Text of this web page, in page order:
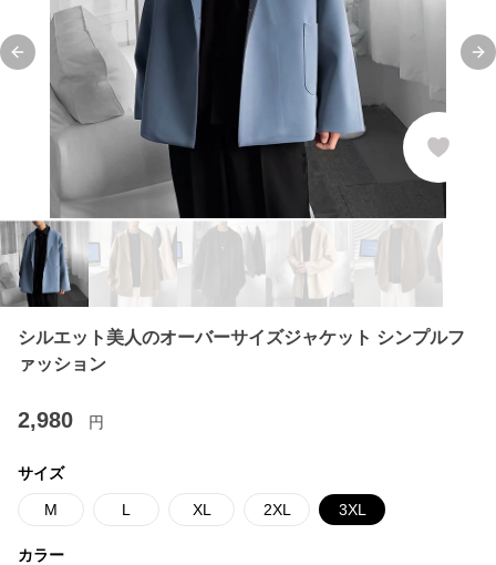
Previous slide
シルエット美人のオーバーサイズジャケット シンプルフ
ァッション
2,980 円
サイズ
M L XL 2XL 3XL
カラー